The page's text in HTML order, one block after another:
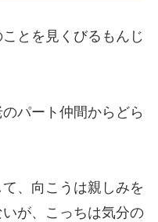
とを見くびるもんじ
パート仲間からどら
、向こうは親しみを
が、こっちは気分の